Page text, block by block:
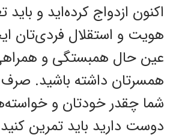
اکنون ازدواج کرده‌اید و باید
هویت و استقلال فردی‌تان
عین حال همبستگی و
همسرتان داشته باشید. صرف
شما چقدر خودتان و
دوست دارید باید تمرین